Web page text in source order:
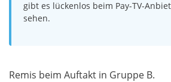
gibt es lückenlos beim Pay-TV-
sehen.
Remis beim Auftakt in Gruppe B.